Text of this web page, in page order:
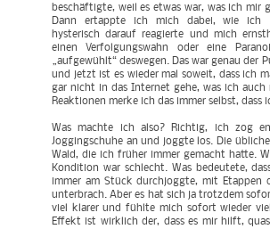
beschäftigte, weil es etwas war, was ich mir
Dann ertappte ich mich dabei, wie ich
hysterisch darauf reagierte und mich
einen Verfolgungswahn oder eine
„aufgewühlt“ deswegen. Das war genau der
und jetzt ist es wieder mal soweit, dass ich
gar nicht in das Internet gehe, was ich auch
Reaktionen merke ich das immer selbst, dass
Was machte ich also? Richtig, ich zog
Joggingschuhe an und joggte los. Die
Wald, die ich früher immer gemacht hatte.
Kondition war schlecht. Was bedeutete,
immer am Stück durchjoggte, mit Etappen
unterbrach. Aber es hat sich ja trotzdem
viel klarer und fühlte mich sofort wieder
Effekt ist wirklich der, dass es mir hilft,